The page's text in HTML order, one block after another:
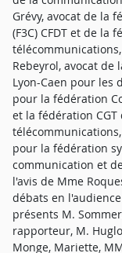
Grévy, avocat de la
(F3C) CFDT et de la
Rebeyrol, avocat de
Lyon-Caen pour les
pour la fédération
et la fédération
pour la fédération
communication et
l'avis de Mme
débats en
présents M.
rapporteur, M.
Monge, Mariette,